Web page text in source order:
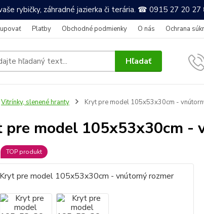
rybičky, záhradné jazierka či terária. ☎ 0915 27 20 27
Platby Obchodné podmienky O nás Ochrana
Hľadať
Vitrínky, slenené hranty Kryt pre model 105x53x30cm -
pre model 105x53x30cm -
TOP produkt